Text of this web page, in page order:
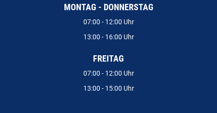
MONTAG - DONNERSTAG
07:00 - 12:00 Uhr
13:00 - 16:00 Uhr
FREITAG
07:00 - 12:00 Uhr
13:00 - 15:00 Uhr